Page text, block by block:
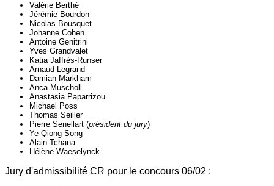
Valérie Berthé
Jérémie Bourdon
Nicolas Bousquet
Johanne Cohen
Antoine Genitrini
Yves Grandvalet
Katia Jaffrès-Runser
Arnaud Legrand
Damian Markham
Anca Muscholl
Anastasia Paparrizou
Michael Poss
Thomas Seiller
Pierre Senellart (président du jury)
Ye-Qiong Song
Alain Tchana
Hélène Waeselynck
Jury d'admissibilité CR pour le concours 06/02 :